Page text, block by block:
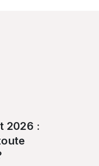
2026 :